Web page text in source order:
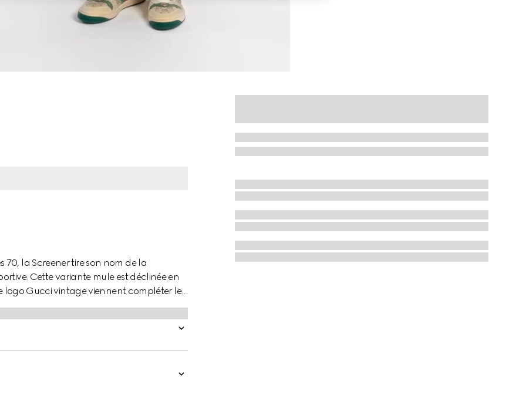
la Screener tire son nom de la
Cette variante mule est déclinée en
logo Gucci vintage viennent compléter le